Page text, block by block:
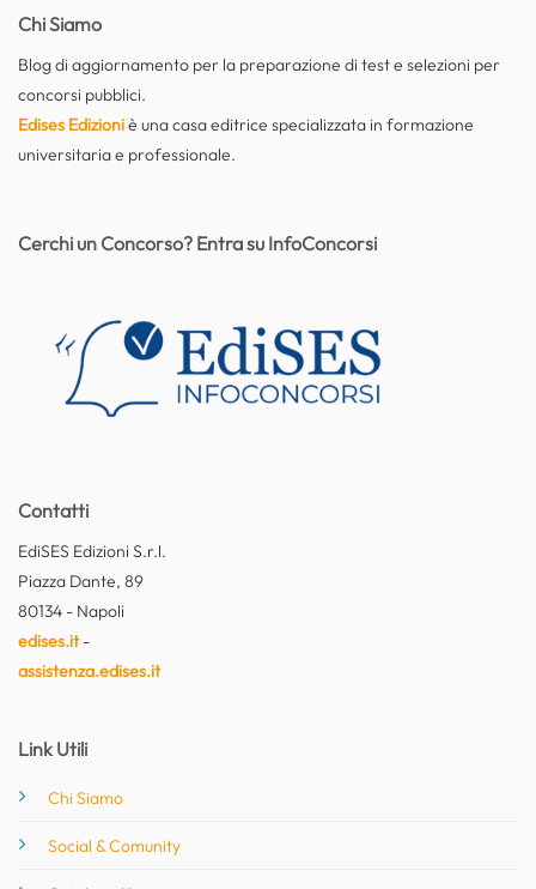
Chi Siamo
Blog di aggiornamento per la preparazione di test e selezioni per
concorsi pubblici.
Edises Edizioniè una casa editrice specializzata in formazione
universitaria e professionale.
Contatti
EdiSES Edizioni S.r.l.
Piazza Dante, 89
80134 - Napoli
edises.it-
assistenza.edises.it
Link Utili
Chi Siamo
Social & Comunity
Cerchi un Concorso? Entra su InfoConcorsi